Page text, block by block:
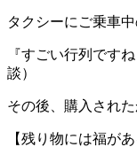
タクシーにご乗車
『すごい行列です
談）
その後、購入され
【残り物には福が